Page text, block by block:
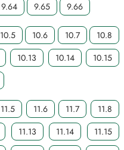
9.64 9.65 9.66
10.5 10.6 10.7
10.8
10.13 10.14
10.15
11.5 11.6 11.7
11.8
11.13 11.14
11.15